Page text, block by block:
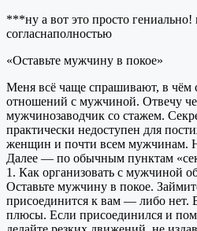
***ну а вот это просто
согласнаполностью
«Оставьте мужчину в покое»
Меня всё чаще спрашивают, в чём
отношений с мужчиной. Отвечу
мужчинозаводчик со стажем.
практически недоступен для
женщин и почти всем мужчинам.
Далее — по обычным пунктам
1. Как организовать с мужчиной
Оставьте мужчину в покое.
присоединится к вам — либо нет.
плюсы. Если присоединился и